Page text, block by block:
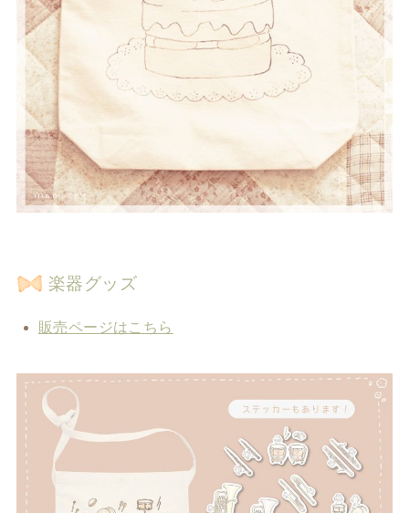
楽器グッズ
販売ページはこちら